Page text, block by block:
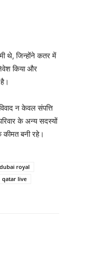
थे, जिन्होंने कतर में
किया और
न केवल संपत्ति
के अन्य सदस्यों
कीमत बनी रहे।
dubai royal
qatar live